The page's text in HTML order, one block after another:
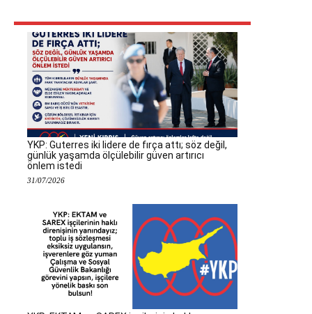
YKP: Guterres iki lidere de fırça attı; söz değil,
günlük yaşamda ölçülebilir güven artırıcı
önlem istedi
31/07/2026